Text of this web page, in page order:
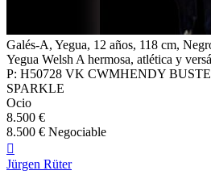
Galés-A, Yegua, 12 años, 118 cm,
Yegua Welsh A hermosa, atlética y
P: H50728 VK CWMHENDY
SPARKLE
Ocio
8.500 €
8.500 € Negociable

Jürgen Rüter